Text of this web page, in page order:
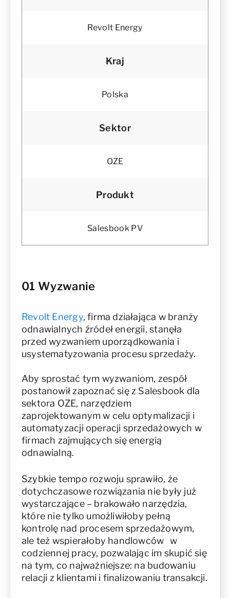
Revolt Energy
Kraj
Polska
Sektor
OZE
Produkt
Salesbook PV
01 Wyzwanie
Revolt Energy, firma działająca w branży
odnawialnych źródeł energii, stanęła
przed wyzwaniem uporządkowania i
usystematyzowania procesu sprzedaży.
Aby sprostać tym wyzwaniom, zespół
postanowił zapoznać się z Salesbook dla
sektora OZE, narzędziem
zaprojektowanym w celu optymalizacji i
automatyzacji operacji sprzedażowych w
firmach zajmujących się energią
odnawialną.
Szybkie tempo rozwoju sprawiło, że
dotychczasowe rozwiązania nie były już
wystarczające – brakowało narzędzia,
które nie tylko umożliwiłoby pełną
kontrolę nad procesem sprzedażowym,
ale też wspierałoby handlowców w
codziennej pracy, pozwalając im skupić się
na tym, co najważniejsze: na budowaniu
relacji z klientami i finalizowaniu transakcji.